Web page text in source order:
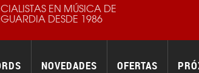
EN MÚSICA DE
DESDE 1986
NOVEDADES OFERTAS